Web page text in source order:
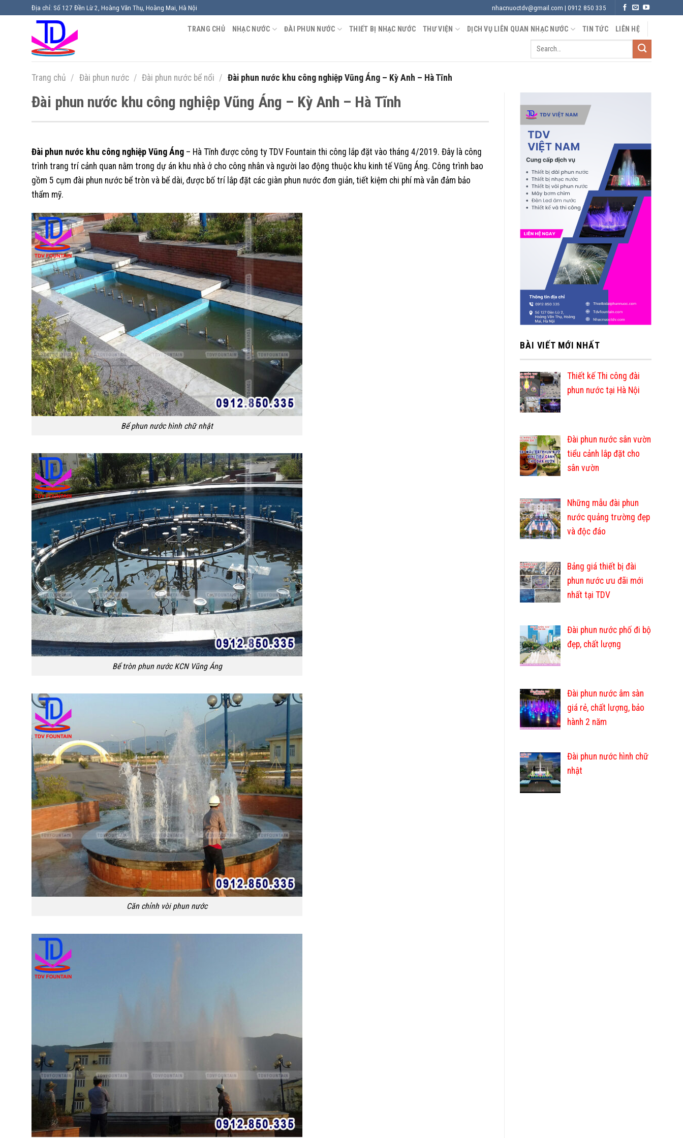
Địa chỉ: Số 127 Đền Lừ 2, Hoàng Văn Thụ, Hoàng Mai, Hà Nội nhacnuoctdv@gmail.com | 0912 850 335
TRANG CHỦ NHẠC NƯỚC ĐÀI PHUN NƯỚC THIẾT BỊ NHẠC NƯỚC THƯ VIỆN DỊCH VỤ LIÊN QUAN NHẠC NƯỚC TIN TỨC LIÊN HỆ
Trang chủ / Đài phun nước / Đài phun nước bể nổi / Đài phun nước khu công nghiệp Vũng Áng – Kỳ Anh – Hà Tĩnh
Đài phun nước khu công nghiệp Vũng Áng – Kỳ Anh – Hà Tĩnh
Đài phun nước khu công nghiệp Vũng Áng – Hà Tĩnh được công ty TDV Fountain thi công lắp đặt vào tháng 4/2019. Đây là công
trình trang trí cảnh quan nằm trong dự án khu nhà ở cho công nhân và người lao động thuộc khu kinh tế Vũng Áng. Công trình bao
gồm 5 cụm đài phun nước bể tròn và bể dài, được bố trí lắp đặt các giàn phun nước đơn giản, tiết kiệm chi phí mà vẫn đảm bảo
thẩm mỹ.
Bể phun nước hình chữ nhật
Bể tròn phun nước KCN Vũng Áng
Căn chỉnh vòi phun nước
BÀI VIẾT MỚI NHẤT
Thiết kế Thi công đài
phun nước tại Hà Nội
Đài phun nước sân vườn
tiểu cảnh lắp đặt cho
sân vườn
Những mẫu đài phun
nước quảng trường đẹp
và độc đáo
Bảng giá thiết bị đài
phun nước ưu đãi mới
nhất tại TDV
Đài phun nước phố đi bộ
đẹp, chất lượng
Đài phun nước âm sàn
giá rẻ, chất lượng, bảo
hành 2 năm
Đài phun nước hình chữ
nhật